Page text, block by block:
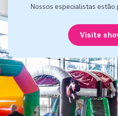
Nossos especialistas
Visite